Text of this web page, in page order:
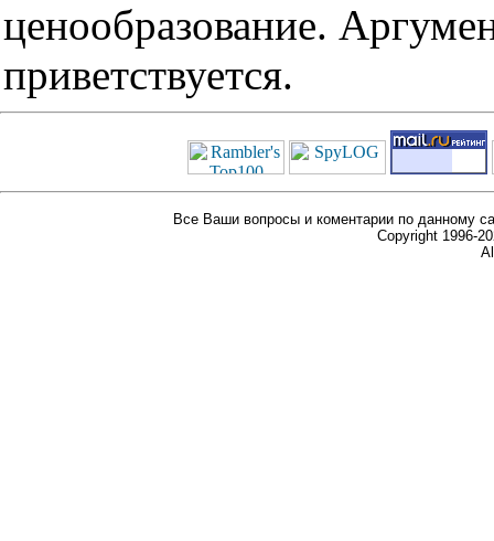
ценообразование.
приветствуется.
Все Ваши вопросы и коментарии по данному
Copyright 1996-